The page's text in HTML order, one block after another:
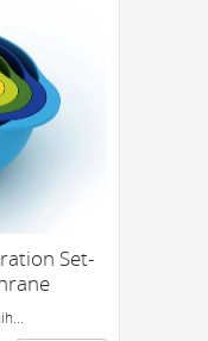
Set-